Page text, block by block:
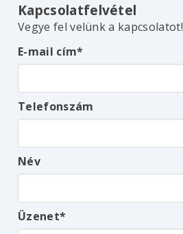
Kapcsolatfelvétel
Vegye fel velünk a kapcsolatot!
E-mail cím
Telefonszám
Név
Üzenet